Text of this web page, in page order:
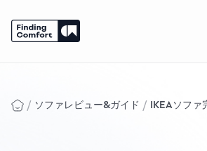
content
/ ソファレビュー&ガイド / IKEAソファ